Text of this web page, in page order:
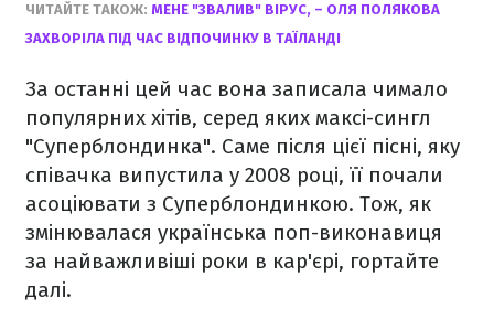
ЧИТАЙТЕ ТАКОЖ: МЕНЕ "ЗВАЛИВ" ВІРУС, – ОЛЯ ПОЛЯКОВА
ЗАХВОРІЛА ПІД ЧАС ВІДПОЧИНКУ В ТАЇЛАНДІ
За останні цей час вона записала чимало
популярних хітів, серед яких максі-сингл
"Суперблондинка". Саме після цієї пісні, яку
співачка випустила у 2008 році, її почали
асоціювати з Суперблондинкою. Тож, як
змінювалася українська поп-виконавиця
за найважливіші роки в кар'єрі, гортайте
далі.